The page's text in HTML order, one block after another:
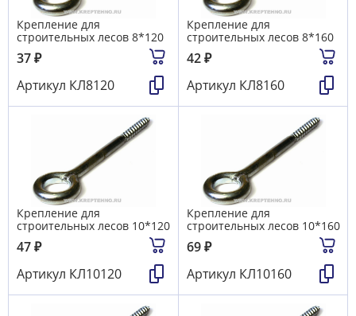
Крепление для
строительных лесов 8*120
37₽
Артикул КЛ8120
Крепление для
строительных лесов 8*160
42₽
Артикул КЛ8160
Крепление для
строительных лесов 10*120
47₽
Артикул КЛ10120
Крепление для
строительных лесов 10*160
69₽
Артикул КЛ10160